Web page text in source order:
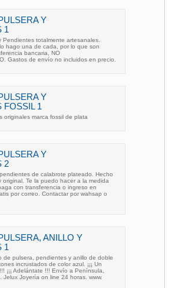
Y
1
Pendientes totalmente artesanales.
hago una de cada, por lo que son
bancaria, NO
Gastos de envío no incluidos en precio.
Y
FOSSIL 1
originales marca fossil de plata
Y
2
de calabrote plateado. Hecho
original. Te la puedo hacer a la medida
con transferencia o ingreso en
por correo. Contactar por wahsap o
ANILLO Y
1
de pulsera, pendientes y anillo de doble
incrustados de color azul. ¡¡¡ Un
¡¡¡ Adelántate !!! Envío a Península,
Jelux Joyería on line 24 horas. www.